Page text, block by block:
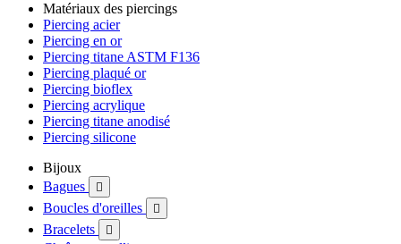
Matériaux des piercings
Piercing acier
Piercing en or
Piercing titane ASTM F136
Piercing plaqué or
Piercing bioflex
Piercing acrylique
Piercing titane anodisé
Piercing silicone
Bijoux
Bagues

Boucles d'oreilles 
Bracelets 